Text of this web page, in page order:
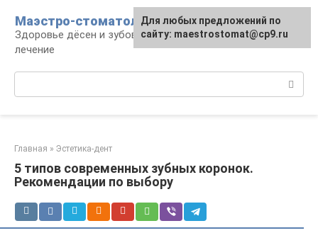
контенту
Маэстро-стоматолог
Здоровье дёсен и зубов, диагностика и
лечение
Главная » Эстетика-дент
5 типов современных зубных коронок.
Рекомендации по выбору
Для любых предложений по
сайту: maestrostomat@cp9.ru